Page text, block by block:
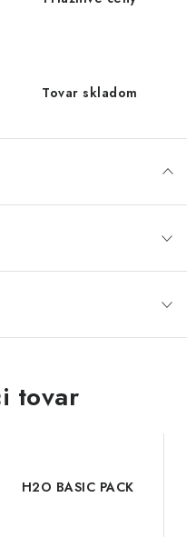
Tovar skladom
tovar
H2O BASIC PACK